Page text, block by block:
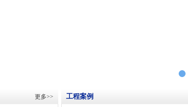
更多>> 工程案例